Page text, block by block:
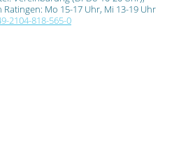
Mo 15-17 Uhr, Mi 13-19 Uhr
2104-818-565-0